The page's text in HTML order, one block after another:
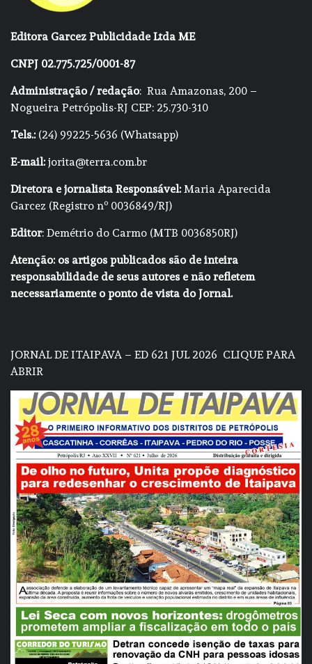
Editora Garcez Publicidade Ltda ME
CNPJ 02.775.725/0001-87
Administração / redação: Rua Amazonas, 200 –
Nogueira Petrópolis-RJ CEP: 25.730-310
Tels.:(24) 99225-5636 (Whatsapp)
E-mail:jorita@terra.com.br
Diretora e jornalista Responsável:Maria Aparecida
Garcez (Registro nº 0036849/RJ)
Editor: Demétrio do Carmo (MTB 0036850RJ)
Atenção: os artigos publicados são de inteira
responsabilidade de seus autores e não refletem
necessariamente o ponto de vista do Jornal.
JORNAL DE ITAIPAVA – ED 621 JUL 2026 CLIQUE PARA
ABRIR